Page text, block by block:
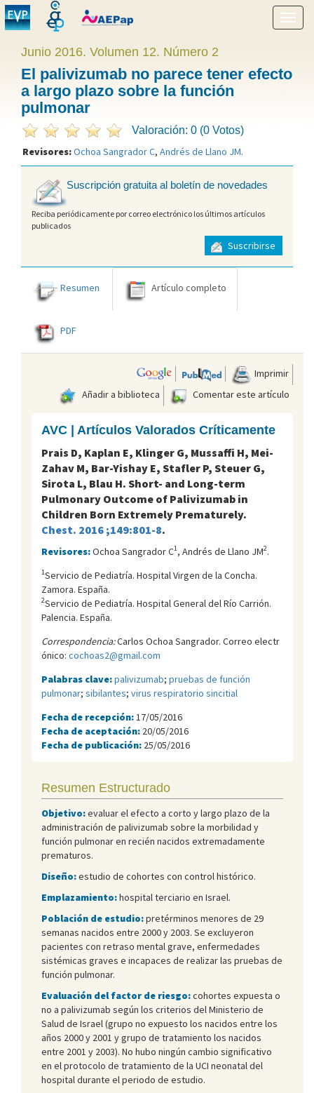
menú
Junio 2016. Volumen 12. Número 2
El palivizumab no parece tener efecto
a largo plazo sobre la función
pulmonar
Valoración: 0 (0 Votos)
Revisores:Ochoa Sangrador C, Andrés de Llano JM.
Suscripción gratuita al boletín de novedades
Reciba periódicamente por correo electrónico los últimos artículos
publicados
Suscribirse
Resumen Artículo completo
PDF
Imprimir
Añadir a biblioteca
Comentar este artículo
AVC | Artículos Valorados Críticamente
Prais D, Kaplan E, Klinger G, Mussaffi H, Mei-
Zahav M, Bar-Yishay E, Stafler P, Steuer G,
Sirota L, Blau H. Short- and Long-term
Pulmonary Outcome of Palivizumab in
Children Born Extremely Prematurely.
Chest. 2016 ;149:801-8.
Revisores:Ochoa Sangrador C1, Andrés de Llano JM2.
1Servicio de Pediatría. Hospital Virgen de la Concha.
Zamora. España.
2Servicio de Pediatría. Hospital General del Río Carrión.
Palencia. España.
Correspondencia:Carlos Ochoa Sangrador. Correo electr
ónico: cochoas2@gmail.com
Palabras clave:palivizumab; pruebas de función
pulmonar; sibilantes; virus respiratorio sincitial
Fecha de recepción: 17/05/2016
Fecha de aceptación: 20/05/2016
Fecha de publicación: 25/05/2016
Resumen Estructurado
Objetivo:evaluar el efecto a corto y largo plazo de la
administración de palivizumab sobre la morbilidad y
función pulmonar en recién nacidos extremadamente
prematuros.
Diseño:estudio de cohortes con control histórico.
Emplazamiento:hospital terciario en Israel.
Población de estudio:pretérminos menores de 29
semanas nacidos entre 2000 y 2003. Se excluyeron
pacientes con retraso mental grave, enfermedades
sistémicas graves e incapaces de realizar las pruebas de
función pulmonar.
Evaluación del factor de riesgo:cohortes expuesta o
no a palivizumab según los criterios del Ministerio de
Salud de Israel (grupo no expuesto los nacidos entre los
años 2000 y 2001 y grupo de tratamiento los nacidos
entre 2001 y 2003). No hubo ningún cambio significativo
en el protocolo de tratamiento de la UCI neonatal del
hospital durante el periodo de estudio.